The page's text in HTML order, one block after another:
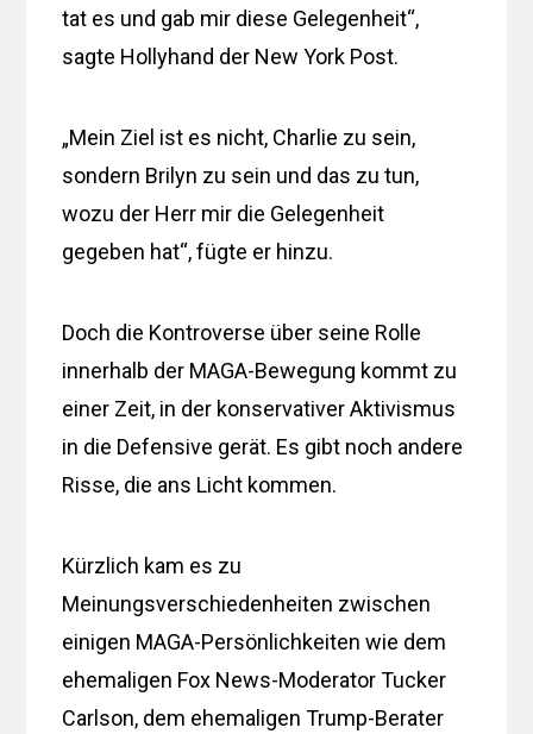
tat es und gab mir diese Gelegenheit“,
sagte Hollyhand der New York Post.
„Mein Ziel ist es nicht, Charlie zu sein,
sondern Brilyn zu sein und das zu tun,
wozu der Herr mir die Gelegenheit
gegeben hat“, fügte er hinzu.
Doch die Kontroverse über seine Rolle
innerhalb der MAGA-Bewegung kommt zu
einer Zeit, in der konservativer Aktivismus
in die Defensive gerät. Es gibt noch andere
Risse, die ans Licht kommen.
Kürzlich kam es zu
Meinungsverschiedenheiten zwischen
einigen MAGA-Persönlichkeiten wie dem
ehemaligen Fox News-Moderator Tucker
Carlson, dem ehemaligen Trump-Berater